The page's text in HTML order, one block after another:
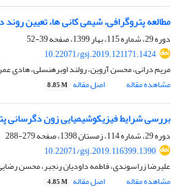
مطالعه پتروگرافی، شیمی کانی ها، تعیین
دوره 29، شماره 115، بهار 1399، صفحه
39-52
10.22071/gsj.2019.121171.1424
مریم درانی، محسن آروین، رولند اوبرهنسلی، هادی
مشاهده مقاله
اصل مقاله 8.85 M
بررسی شرایط فیزیکوشیمیایی زون دگرسانی
دوره 29، شماره 114، زمستان 1398، صفحه
279-288
10.22071/gsj.2019.116399.1390
علیرضا زراسوندی، فاطمه داودیان رنجبر، محسن
مشاهده مقاله
اصل مقاله 4.85 M